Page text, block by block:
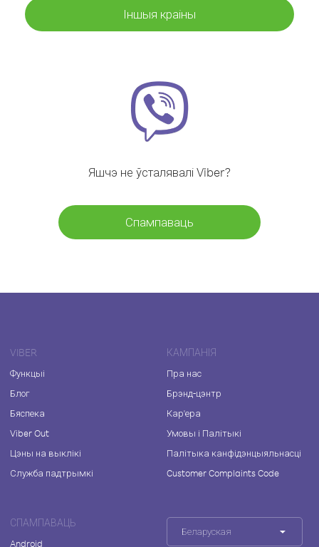
Іншыя краіны
Яшчэ не ўсталявалі Viber?
Спампаваць
VIBER
Функцыі
Блог
Бяспека
Viber Out
Цэны на выклікі
Служба падтрымкі
КАМПАНІЯ
Пра нас
Брэнд-цэнтр
Кар'ера
Умовы і Палітыкі
Палітыка канфідэнцыяльнасці
Customer Complaints Code
СПАМПАВАЦЬ
Android
Беларуская